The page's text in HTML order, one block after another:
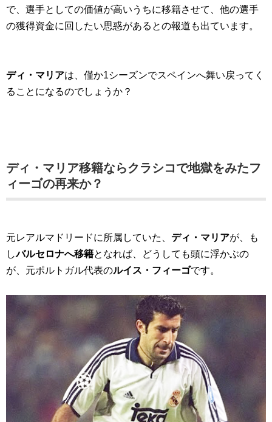
で、選手としての価値が高いうちに移籍させて、他の選手
の獲得資金に回したい思惑があるとの報道も出ています。
ディ・マリアは、僅か1シーズンでスペインへ舞い戻ってく
ることになるのでしょうか？
ディ・マリア移籍ならクラシコで地獄をみたフ
ィーゴの再来か？
元レアルマドリードに所属していた、 ディ・マリアが、も
しバルセロナへ移籍となれば、どうしても頭に浮かぶの
が、元ポルトガル代表のルイス・フィーゴです。